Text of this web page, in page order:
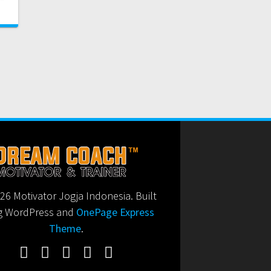
Motivator Jogja Indonesia. Built
WordPress and OnePage Express
Theme.